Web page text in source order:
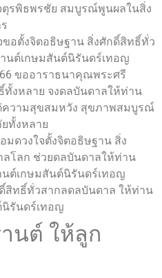
รพิธพรชัย สมบูรณ์พูนผลในสิ่ง
อตั้งจิตอธิษฐาน สิ่งศักดิ์สิทธิ์ทั่ว
นต์เกษมสันต์นิรันดร์เทอญ
ขออาราธนาคุณพระศรี
ทั้งหลาย จงดลบันดาลให้ท่าน
ความสุขสมหวัง สุขภาพสมบูรณ์
ทั้งหลาย
มดวงใจตั้งจิตอธิษฐาน สิ่ง
โลก ช่วยดลบันดาลให้ท่าน
ต์เกษมสันต์นิรันดร์เทอญ
สิทธิ์ทั่วสากลดลบันดาล ให้ท่าน
รันดร์เทอญ
นต์ ให้ลูก